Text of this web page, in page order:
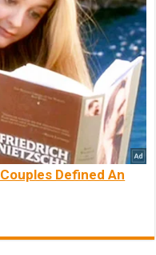
Defined An